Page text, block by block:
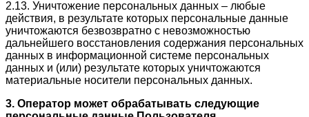
2.13. Уничтожение персональных данных – любые
действия, в результате которых персональные данные
уничтожаются безвозвратно с невозможностью
дальнейшего восстановления содержания персональных
данных в информационной системе персональных
данных и (или) результате которых уничтожаются
материальные носители персональных данных.
3. Оператор может обрабатывать следующие